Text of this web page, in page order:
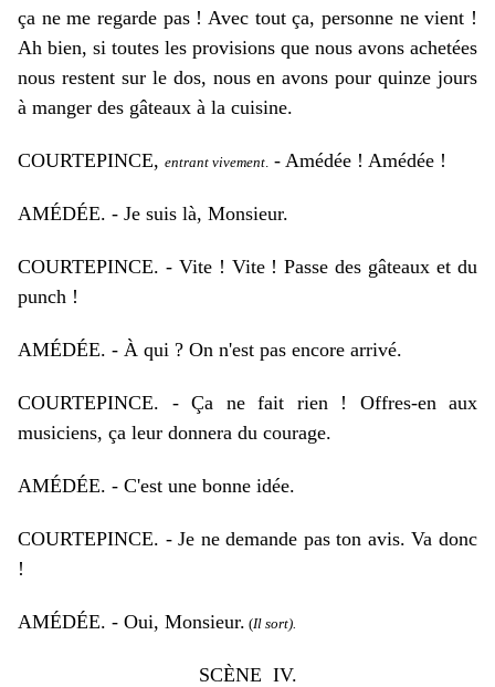
ça ne me regarde pas ! Avec tout ça, personne ne vient !
Ah bien, si toutes les provisions que nous avons achetées
nous restent sur le dos, nous en avons pour quinze jours
à manger des gâteaux à la cuisine.
COURTEPINCE, entrant vivement. - Amédée ! Amédée !
AMÉDÉE. - Je suis là, Monsieur.
COURTEPINCE. - Vite ! Vite ! Passe des gâteaux et du
punch !
AMÉDÉE. - À qui ? On n'est pas encore arrivé.
COURTEPINCE. - Ça ne fait rien ! Offres-en aux
musiciens, ça leur donnera du courage.
AMÉDÉE. - C'est une bonne idée.
COURTEPINCE. - Je ne demande pas ton avis. Va donc
!
AMÉDÉE. - Oui, Monsieur. (Il sort).
SCÈNE IV.